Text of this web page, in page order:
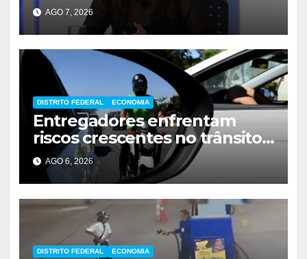
seguros
AGO 7, 2026
DISTRITO FEDERAL ECONOMIA
Entregadores enfrentam
riscos crescentes no trânsito
de Brasília
AGO 6, 2026
DISTRITO FEDERAL ECONOMIA